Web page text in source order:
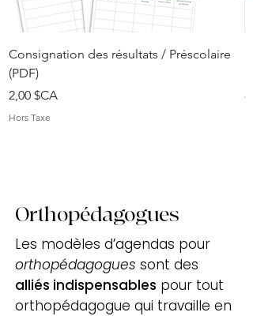
Consignation des résultats / Préscolaire
(PDF)
Prix
2,00 $CA
Hors Taxe
Orthopédagogues
Les modèles d’agendas pour
orthopédagogues sont des
alliés indispensables pour tout
orthopédagogue qui travaille en